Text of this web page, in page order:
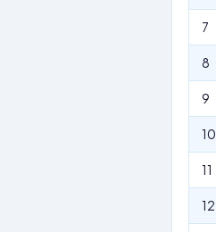
7
8
9
10
11
12